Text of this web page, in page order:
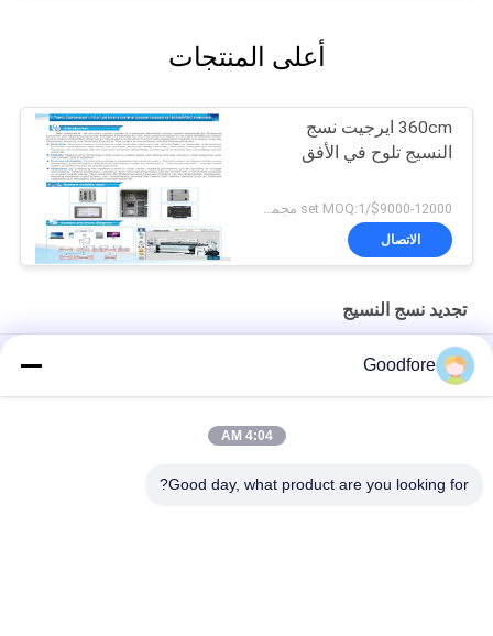
أعلى المنتجات
360cm ايرجيت نسج
النسيج تلوح في الأفق
$9000-12000/set MOQ:1 مجموعة
الاتصال
تجديد نسج النسيج
آلة نسج مجددة عالية السرعة تلوح في الأفق Tsudakoma
240 سم تيري منشفة مجددة للنول G6200 سيف الجاكار
عالية الجودة فرش العاصمة المحرك 710 دورة في الدقيقة تلوح في
Goodfore
4:04 AM
Good day, what product are you looking for?